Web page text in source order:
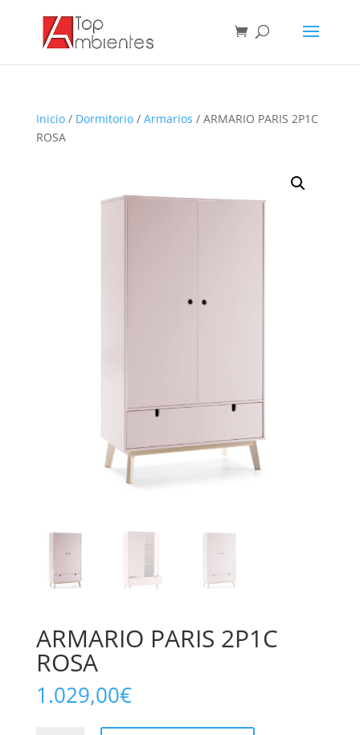
Inicio/ Dormitorio/ Armarios / ARMARIO PARIS 2P1C
ROSA
ARMARIO PARIS 2P1C
ROSA
1.029,00€